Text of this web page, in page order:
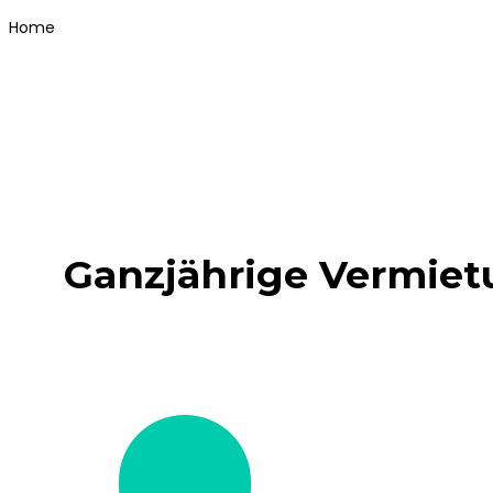
Home
Ganzjährige